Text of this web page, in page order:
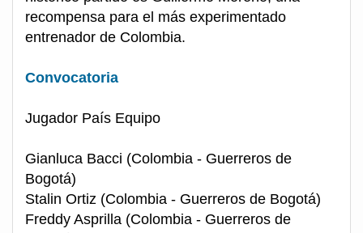
recompensa para el más experimentado
entrenador de Colombia.
Convocatoria
Jugador País Equipo
Gianluca Bacci (Colombia - Guerreros de
Bogotá)
Stalin Ortiz (Colombia - Guerreros de Bogotá)
Freddy Asprilla (Colombia - Guerreros de